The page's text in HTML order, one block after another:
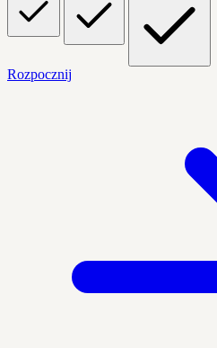
Rozpocznij